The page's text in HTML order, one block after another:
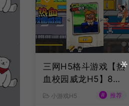
三网H5格斗游戏【热
血校园威龙H5】8月
最新整理Linux手工
小游戏H5 # 推荐